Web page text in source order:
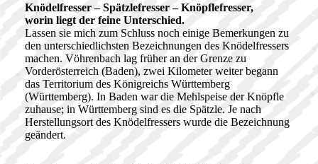
Knödelfresser – Spätzlefresser – Knöpflefresser,
worin liegt der feine Unterschied.
Lassen sie mich zum Schluss noch einige Bemerkungen zu
den unterschiedlichsten Bezeichnungen des Knödelfressers
machen. Vöhrenbach lag früher an der Grenze zu
Vorderösterreich (Baden), zwei Kilometer weiter begann
das Territorium des Königreichs Württemberg
(Württemberg). In Baden war die Mehlspeise der Knöpfle
zuhause; in Württemberg sind es die Spätzle. Je nach
Herstellungsort des Knödelfressers wurde die Bezeichnung
geändert.